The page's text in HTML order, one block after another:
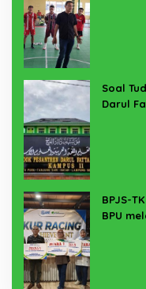
Soal
Darul
BPJS-
BPU